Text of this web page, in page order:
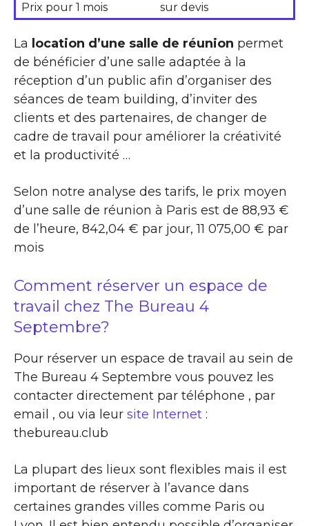
Prix pour 1 mois
sur devis
La location d’une salle de réunion permet
de bénéficier d’une salle adaptée à la
réception d’un public afin d’organiser des
séances de team building, d’inviter des
clients et des partenaires, de changer de
cadre de travail pour améliorer la créativité
et la productivité …
Selon notre analyse des tarifs, le prix moyen
d’une salle de réunion à Paris est de 88,93 €
de l’heure, 842,04 € par jour, 11 075,00 € par
mois
Comment réserver un espace de
travail chez The Bureau 4
Septembre?
Pour réserver un espace de travail au sein de
The Bureau 4 Septembre vous pouvez les
contacter directement par téléphone , par
email , ou via leur site Internet :
thebureau.club
La plupart des lieux sont flexibles mais il est
important de réserver à l’avance dans
certaines grandes villes comme Paris ou